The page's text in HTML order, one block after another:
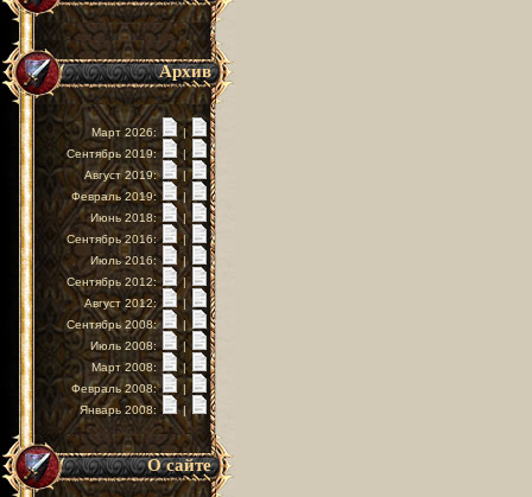
Архив
Март 2026:
|
Сентябрь 2019:
|
Август 2019:
|
Февраль 2019:
|
Июнь 2018:
|
Сентябрь 2016:
|
Июль 2016:
|
Сентябрь 2012:
|
Август 2012:
|
Сентябрь 2008:
|
Июль 2008:
|
Март 2008:
|
Февраль 2008:
|
Январь 2008:
|
О сайте